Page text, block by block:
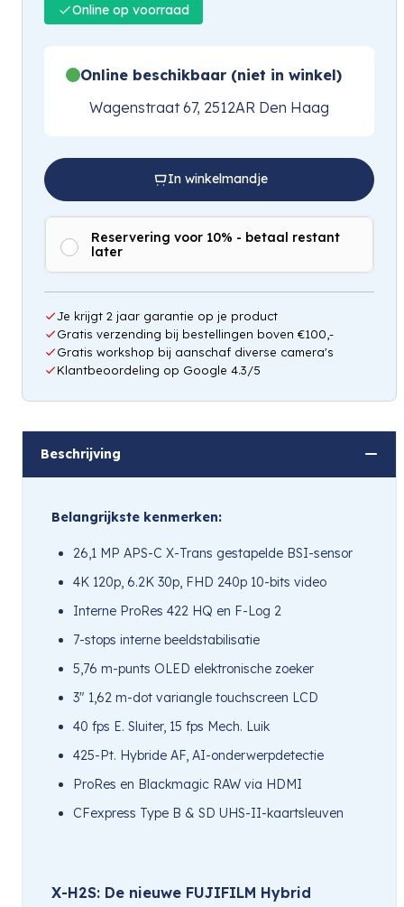
Online op voorraad
Online beschikbaar (niet in winkel)
Wagenstraat 67, 2512AR Den Haag
In winkelmandje
Reservering voor 10% - betaal restant
later
Je krijgt 2 jaar garantie op je product
Gratis verzending bij bestellingen boven €100,-
Gratis workshop bij aanschaf diverse camera's
Klantbeoordeling op Google 4.3/5
Beschrijving
Belangrijkste kenmerken:
26,1 MP APS-C X-Trans gestapelde BSI-sensor
4K 120p, 6.2K 30p, FHD 240p 10-bits video
Interne ProRes 422 HQ en F-Log 2
7-stops interne beeldstabilisatie
5,76 m-punts OLED elektronische zoeker
3″ 1,62 m-dot variangle touchscreen LCD
40 fps E. Sluiter, 15 fps Mech. Luik
425-Pt. Hybride AF, AI-onderwerpdetectie
ProRes en Blackmagic RAW via HDMI
CFexpress Type B & SD UHS-II-kaartsleuven
X-H2S: De nieuwe FUJIFILM Hybrid